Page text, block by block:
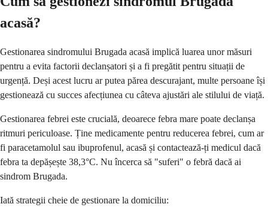
acasă?
Gestionarea sindromului Brugada acasă implică luarea unor măsuri
pentru a evita factorii declanșatori și a fi pregătit pentru situații de
urgență. Deși acest lucru ar putea părea descurajant, multe persoane își
gestionează cu succes afecțiunea cu câteva ajustări ale stilului de viață.
Gestionarea febrei este crucială, deoarece febra mare poate declanșa
ritmuri periculoase. Ține medicamente pentru reducerea febrei, cum ar
fi paracetamolul sau ibuprofenul, acasă și contactează-ți medicul dacă
febra ta depășește 38,3°C. Nu încerca să "suferi" o febră dacă ai
sindrom Brugada.
Iată strategii cheie de gestionare la domiciliu: